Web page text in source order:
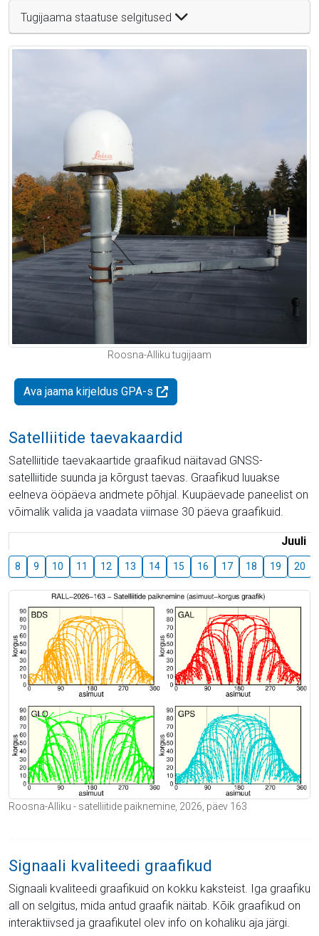
Tugijaama staatuse selgitused
Roosna-Alliku tugijaam
Ava jaama kirjeldus GPA-s
Satelliitide taevakaardid
Satelliitide taevakaartide graafikud näitavad GNSS-
satelliitide suunda ja kõrgust taevas. Graafikud luuakse
eelneva ööpäeva andmete põhjal. Kuupäevade paneelist on
võimalik valida ja vaadata viimase 30 päeva graafikuid.
Juuli
8 9 10 11 12 13 14 15 16 17 18 19 20
Roosna-Alliku - satelliitide paiknemine, 2026, päev 163
Signaali kvaliteedi graafikud
Signaali kvaliteedi graafikuid on kokku kaksteist. Iga graafiku
all on selgitus, mida antud graafik näitab. Kõik graafikud on
interaktiivsed ja graafikutel olev info on kohaliku aja järgi.